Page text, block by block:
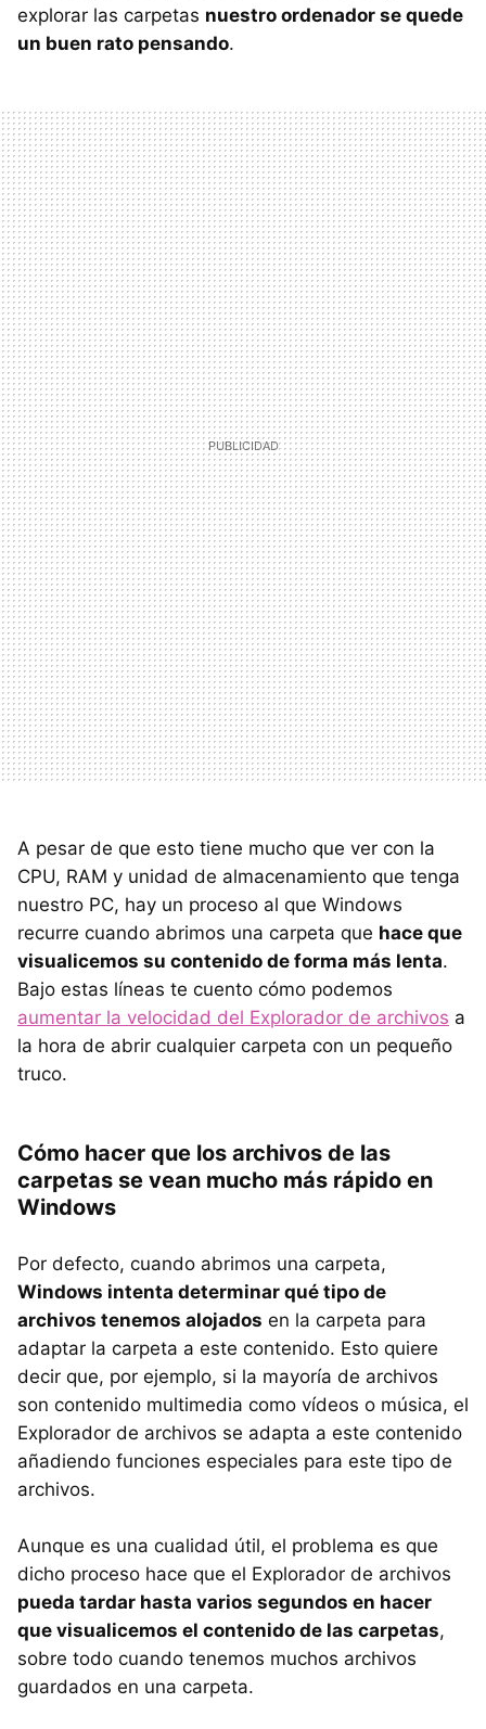
explorar las carpetas nuestro ordenador se quede
un buen rato pensando.
A pesar de que esto tiene mucho que ver con la
CPU, RAM y unidad de almacenamiento que tenga
nuestro PC, hay un proceso al que Windows
recurre cuando abrimos una carpeta que hace que
visualicemos su contenido de forma más lenta.
Bajo estas líneas te cuento cómo podemos
aumentar la velocidad del Explorador de archivos a
la hora de abrir cualquier carpeta con un pequeño
truco.
Cómo hacer que los archivos de las
carpetas se vean mucho más rápido en
Windows
Por defecto, cuando abrimos una carpeta,
Windows intenta determinar qué tipo de
archivos tenemos alojados en la carpeta para
adaptar la carpeta a este contenido. Esto quiere
decir que, por ejemplo, si la mayoría de archivos
son contenido multimedia como vídeos o música, el
Explorador de archivos se adapta a este contenido
añadiendo funciones especiales para este tipo de
archivos.
Aunque es una cualidad útil, el problema es que
dicho proceso hace que el Explorador de archivos
pueda tardar hasta varios segundos en hacer
que visualicemos el contenido de las carpetas,
sobre todo cuando tenemos muchos archivos
guardados en una carpeta.